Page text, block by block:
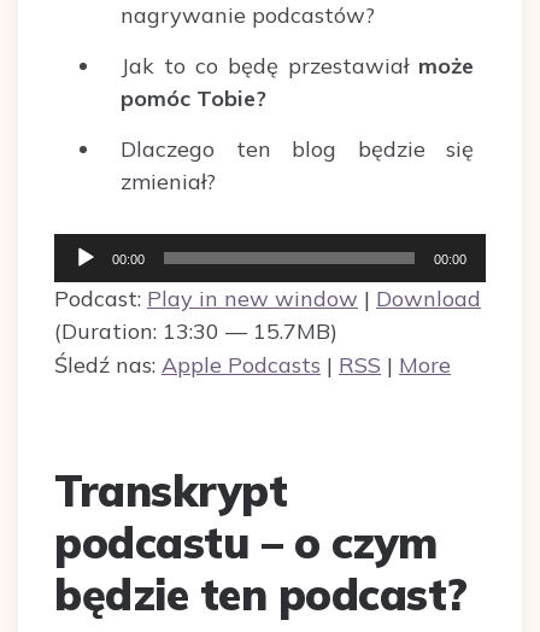
nagrywanie podcastów?
Jak to co będę przestawiał może
pomóc Tobie?
Dlaczego ten blog będzie się
zmieniał?
Odtwarzacz
plików
dźwiękowych
00:00 00:00
Podcast: Play in new window | Download
(Duration: 13:30 — 15.7MB)
Śledź nas: Apple Podcasts | RSS | More
Transkrypt
podcastu – o czym
będzie ten podcast?